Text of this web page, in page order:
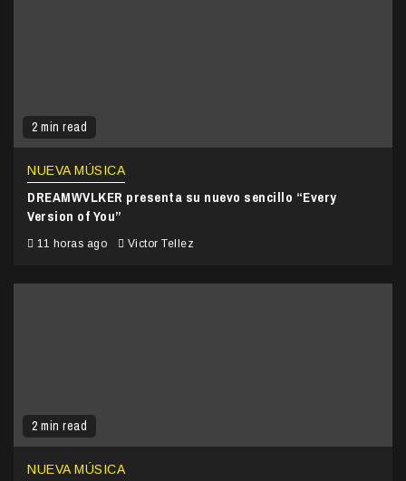
2 min read
NUEVA MÚSICA
DREAMWVLKER presenta su nuevo sencillo “Every
Version of You”
11 horas ago Victor Tellez
2 min read
NUEVA MÚSICA